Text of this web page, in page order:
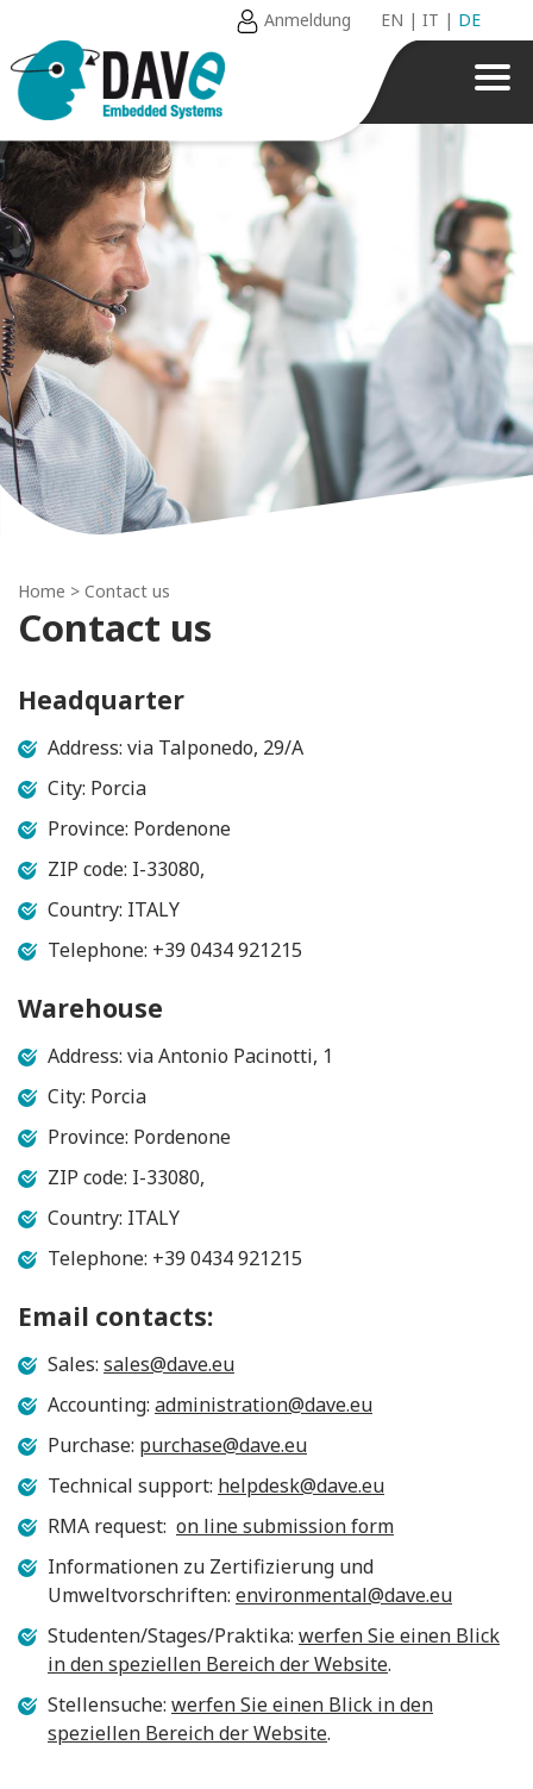
Anmeldung EN |IT | DE
Home > Contact us
Contact us
Headquarter
Address: via Talponedo, 29/A
City: Porcia
Province: Pordenone
ZIP code: I-33080,
Country: ITALY
Telephone: +39 0434 921215
Warehouse
Address: via Antonio Pacinotti, 1
City: Porcia
Province: Pordenone
ZIP code: I-33080,
Country: ITALY
Telephone: +39 0434 921215
Email contacts:
Sales: sales@dave.eu
Accounting: administration@dave.eu
Purchase: purchase@dave.eu
Technical support: helpdesk@dave.eu
RMA request: on line submission form
Informationen zu Zertifizierung und
Umweltvorschriften: environmental@dave.eu
Studenten/Stages/Praktika: werfen Sie einen Blick
in den speziellen Bereich der Website.
Stellensuche: werfen Sie einen Blick in den
speziellen Bereich der Website.